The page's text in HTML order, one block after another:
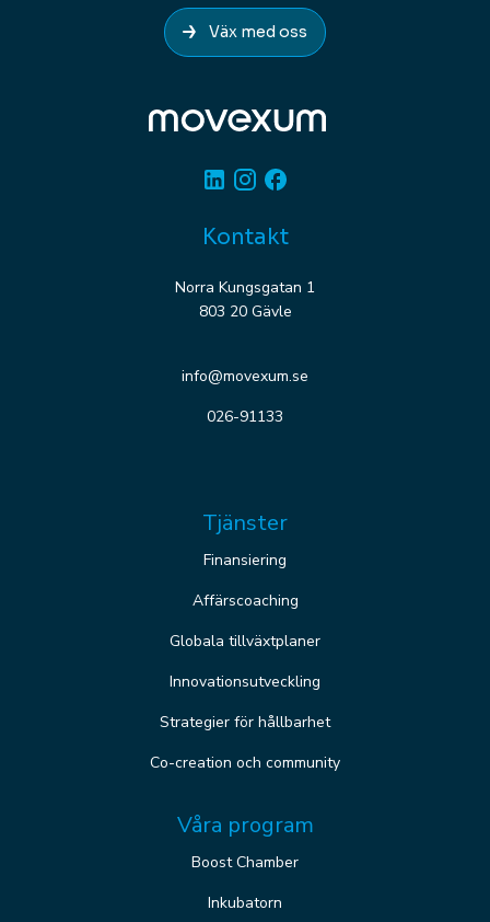
Väx med oss
LinkedinInstagram
Kontakt
Norra Kungsgatan 1
803 20 Gävle
info@movexum.se
026-91133
Tjänster
Finansiering
Affärscoaching
Globala tillväxtplaner
Innovationsutveckling
Strategier för hållbarhet
Co-creation och community
Våra program
Boost Chamber
Inkubatorn